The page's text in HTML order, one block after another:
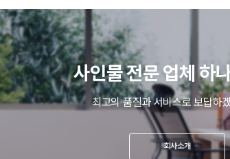
사인물 전문 업체 하
최고의 품질과 서비스로 보답하
회사소개